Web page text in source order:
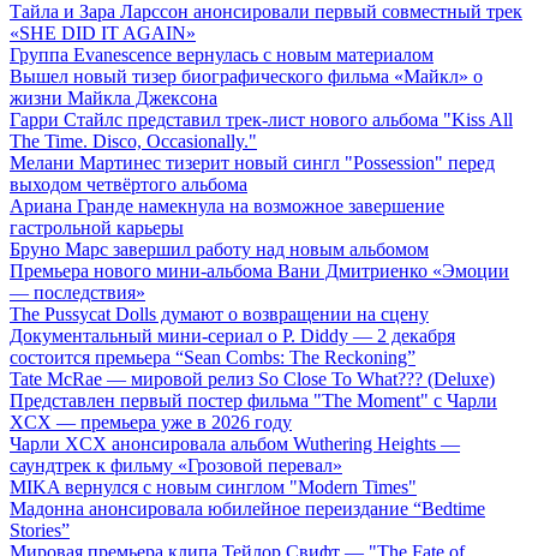
Тайла и Зара Ларссон анонсировали первый совместный трек
«SHE DID IT AGAIN»
Группа Evanescence вернулась с новым материалом
Вышел новый тизер биографического фильма «Майкл» о
жизни Майкла Джексона
Гарри Стайлс представил трек-лист нового альбома "Kiss All
The Time. Disco, Occasionally."
Мелани Мартинес тизерит новый сингл "Possession" перед
выходом четвёртого альбома
Ариана Гранде намекнула на возможное завершение
гастрольной карьеры
Бруно Марс завершил работу над новым альбомом
Премьера нового мини-альбома Вани Дмитриенко «Эмоции
— последствия»
The Pussycat Dolls думают о возвращении на сцену
Документальный мини-сериал о P. Diddy — 2 декабря
состоится премьера “Sean Combs: The Reckoning”
Tate McRae — мировой релиз So Close To What??? (Deluxe)
Представлен первый постер фильма "The Moment" с Чарли
XCX — премьера уже в 2026 году
Чарли XCX анонсировала альбом Wuthering Heights —
саундтрек к фильму «Грозовой перевал»
MIKA вернулся с новым синглом "Modern Times"
Мадонна анонсировала юбилейное переиздание “Bedtime
Stories”
Мировая премьера клипа Тейлор Свифт — "The Fate of